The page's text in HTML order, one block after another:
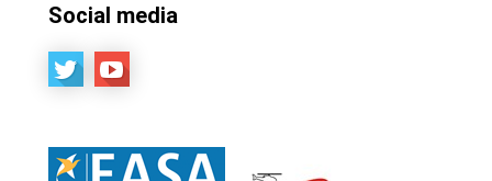
Social media